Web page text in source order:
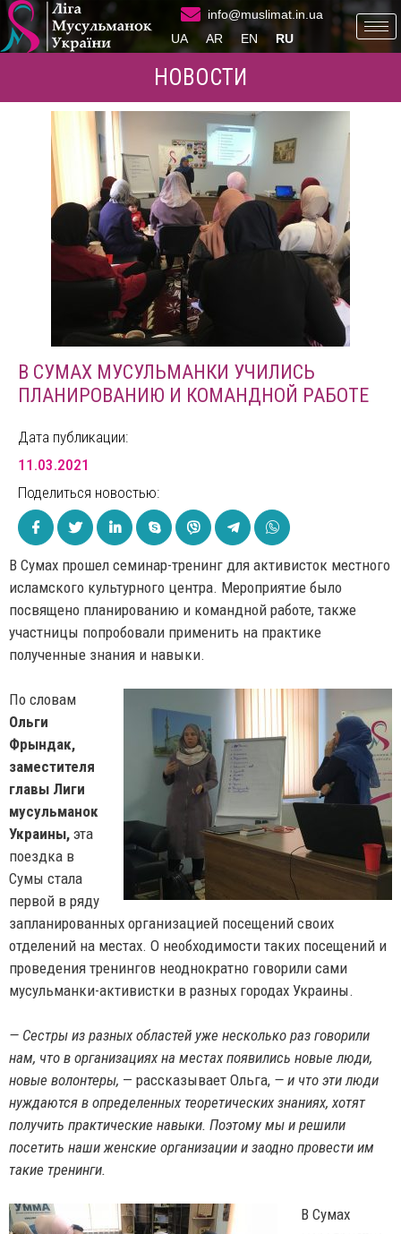
info@muslimat.in.ua
UA
AR EN RU
НОВОСТИ
В СУМАХ МУСУЛЬМАНКИ УЧИЛИСЬ
ПЛАНИРОВАНИЮ И КОМАНДНОЙ РАБОТЕ
Дата публикации:
11.03.2021
Поделиться новостью:
В Сумах прошел семинар-тренинг для активисток местного
исламского культурного центра. Мероприятие было
посвящено планированию и командной работе, также
участницы попробовали применить на практике
полученные знания и навыки.
По словам
Ольги
Фрындак,
заместителя
главы Лиги
мусульманок
Украины, эта
поездка в
Сумы стала
первой в ряду
запланированных организацией посещений своих
отделений на местах. О необходимости таких посещений и
проведения тренингов неоднократно говорили сами
мусульманки-активистки в разных городах Украины.
— Сестры из разных областей уже несколько раз говорили
нам, что в организациях на местах появились новые люди,
новые волонтеры, — рассказывает Ольга, — и что эти люди
нуждаются в определенных теоретических знаниях, хотят
получить практические навыки. Поэтому мы и решили
посетить наши женские организации и заодно провести им
такие тренинги.
В Сумах